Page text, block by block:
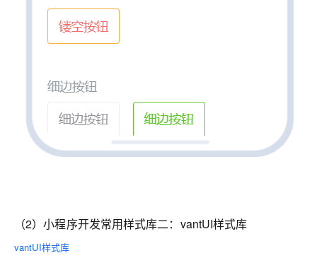
（2）小程序开发常用样式库二：vantUI样式库
vantUI样式库